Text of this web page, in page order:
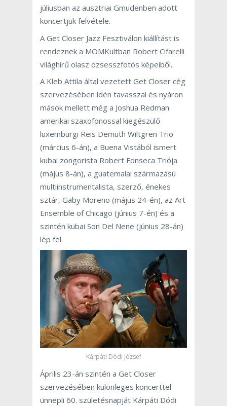
júliusban az ausztriai Gmudenben adott
koncertjük felvétele.
A Get Closer Jazz Fesztiválon kiállítást is
rendeznek a MOMKultban Robert Cifarelli
világhírű olasz dzsesszfotós képeiből.
A Kleb Attila által vezetett Get Closer cég
szervezésében idén tavasszal és nyáron
mások mellett még a Joshua Redman
amerikai szaxofonossal kiegészülő
luxemburgi Reis Demuth Wiltgren Trio
(március 6-án), a Buena Vistából ismert
kubai zongorista Robert Fonseca Triója
(május 8-án), a guatemalai származású
multiinstrumentalista, szerző, énekes
sztár, Gaby Moreno (május 24-én), az Art
Ensemble of Chicago (június 7-én) és a
szintén kubai Son Del Nene (június 28-án)
lép fel.
Kárpáti Dódi József
Április 23-án szintén a Get Closer
szervezésében különleges koncerttel
ünnepli 60. születésnapját Kárpáti Dódi